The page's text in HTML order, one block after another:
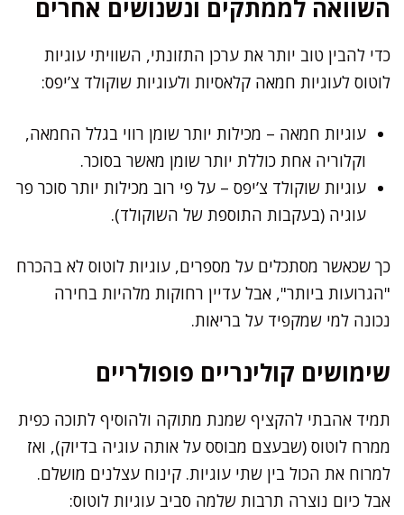
השוואה לממתקים ונשנושים אחרים
כדי להבין טוב יותר את ערכן התזונתי, השוויתי עוגיות
לוטוס לעוגיות חמאה קלאסיות ולעוגיות שוקולד צ’יפס:
עוגיות חמאה – מכילות יותר שומן רווי בגלל החמאה,
וקלוריה אחת כוללת יותר שומן מאשר בסוכר.
עוגיות שוקולד צ’יפס – על פי רוב מכילות יותר סוכר פר
עוגיה (בעקבות התוספת של השוקולד).
כך שכאשר מסתכלים על מספרים, עוגיות לוטוס לא בהכרח
"הגרועות ביותר", אבל עדיין רחוקות מלהיות בחירה
נכונה למי שמקפיד על בריאות.
שימושים קולינריים פופולריים
תמיד אהבתי להקציף שמנת מתוקה ולהוסיף לתוכה כפית
ממרח לוטוס (שבעצם מבוסס על אותה עוגיה בדיוק), ואז
למרוח את הכול בין שתי עוגיות. קינוח עצלנים מושלם.
אבל כיום נוצרה תרבות שלמה סביב עוגיות לוטוס: